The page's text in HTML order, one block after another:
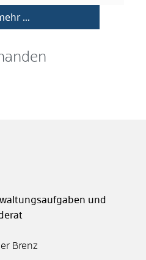
…
und
Brenz